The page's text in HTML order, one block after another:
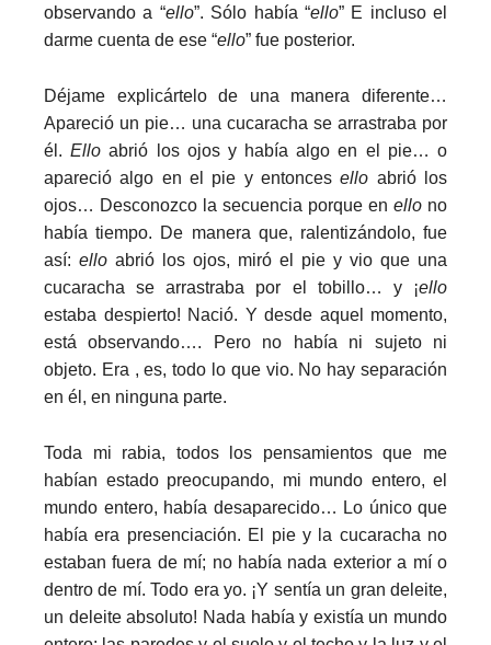
observando a “ello”. Sólo había “ello” E incluso el
darme cuenta de ese “ello” fue posterior.
Déjame explicártelo de una manera diferente…
Apareció un pie… una cucaracha se arrastraba por
él.Ello abrió los ojos y había algo en el pie… o
apareció algo en el pie y entoncesello abrió los
ojos… Desconozco la secuencia porque en ello no
había tiempo. De manera que, ralentizándolo, fue
así: ello abrió los ojos, miró el pie y vio que una
cucaracha se arrastraba por el tobillo… y ¡ello
estaba despierto! Nació. Y desde aquel momento,
está observando…. Pero no había ni sujeto ni
objeto. Era , es, todo lo que vio. No hay separación
en él, en ninguna parte.
Toda mi rabia, todos los pensamientos que me
habían estado preocupando, mi mundo entero, el
mundo entero, había desaparecido… Lo único que
había era presenciación. El pie y la cucaracha no
estaban fuera de mí; no había nada exterior a mí o
dentro de mí. Todo era yo. ¡Y sentía un gran deleite,
un deleite absoluto! Nada había y existía un mundo